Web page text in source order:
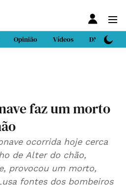
Opinião Vídeos DN Sport
faz um morto
ocorrida hoje cerca
chão,
provocou um morto,